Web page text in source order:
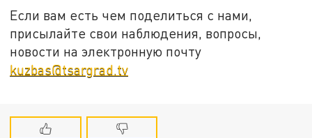
Если вам есть чем поделиться с нами,
присылайте свои наблюдения, вопросы,
новости на электронную почту
kuzbas@tsargrad.tv